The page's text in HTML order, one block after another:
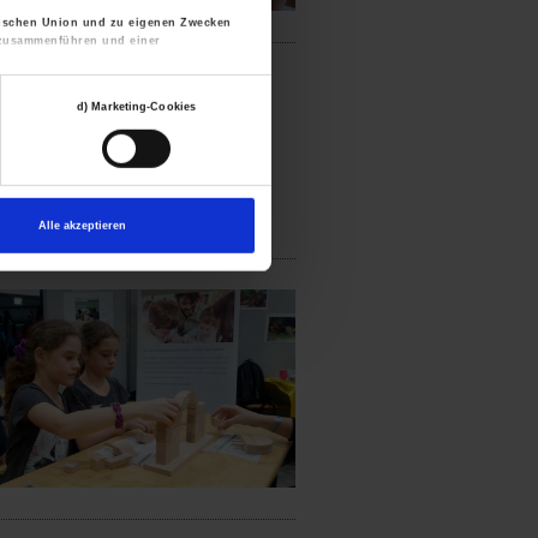
Union und zu eigenen Zwecken
und einer
sowie Ihre Einwilligung jederzeit mit
d) Marketing-Cookies
Alle akzeptieren